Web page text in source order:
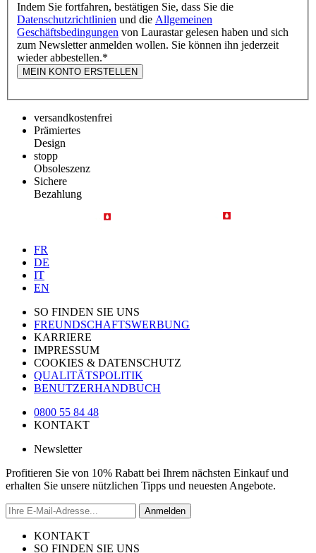
Indem Sie fortfahren, bestätigen Sie, dass Sie die
Datenschutzrichtlinien und die Allgemeinen
Geschäftsbedingungen von Laurastar gelesen haben und sich
zum Newsletter anmelden wollen. Sie können ihn jederzeit
wieder abbestellen.*
MEIN KONTO ERSTELLEN
versandkostenfrei
Prämiertes
Design
stopp
Obsoleszenz
Sichere
Bezahlung
FR
DE
IT
EN
SO FINDEN SIE UNS
FREUNDSCHAFTSWERBUNG
KARRIERE
IMPRESSUM
COOKIES & DATENSCHUTZ
QUALITÄTSPOLITIK
BENUTZERHANDBUCH
0800 55 84 48
KONTAKT
Newsletter
Profitieren Sie von 10% Rabatt bei Ihrem nächsten Einkauf und
erhalten Sie unsere nützlichen Tipps und neuesten Angebote.
Anmelden
KONTAKT
SO FINDEN SIE UNS